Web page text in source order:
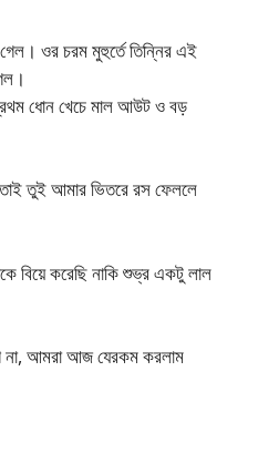
ওর চরম মুহুর্তে তিন্নির এই
ধোন খেচে মাল আউট ও বড়
তুই আমার ভিতরে রস ফেললে
বিয়ে করেছি নাকি শুভ্র একটু লাল
না, আমরা আজ যেরকম করলাম